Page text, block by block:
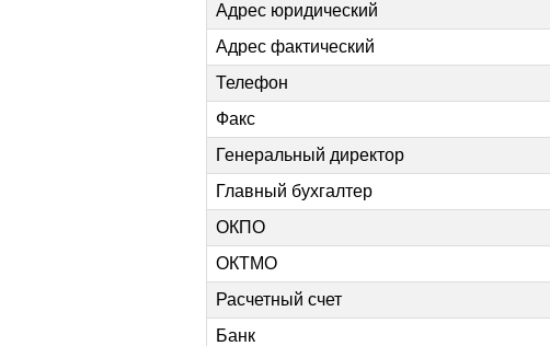
Адрес юридический
Адрес фактический
Телефон
Факс
Генеральный директор
Главный бухгалтер
ОКПО
ОКТМО
Расчетный счет
Банк